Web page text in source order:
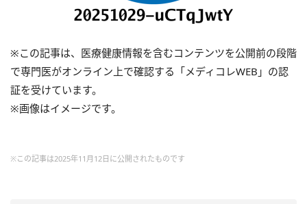
※この記事は、医療健康情報を含むコンテンツを公開前の段階
で専門医がオンライン上で確認する「メディコレWEB」の認
証を受けています。
※画像はイメージです。
※この記事は2025年11月12日に公開されたものです